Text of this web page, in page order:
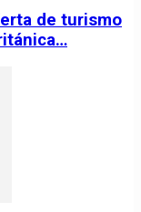
de turismo